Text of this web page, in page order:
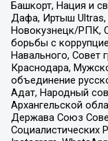
Башкорт, Нация и
Дафа, Иртыш Ultras,
Новокузнецк/РПК,
борьбы с
Навального, Совет
Краснодара,
объединение
Адат, Народный
Архангельской
Держава Союз
Социалистических